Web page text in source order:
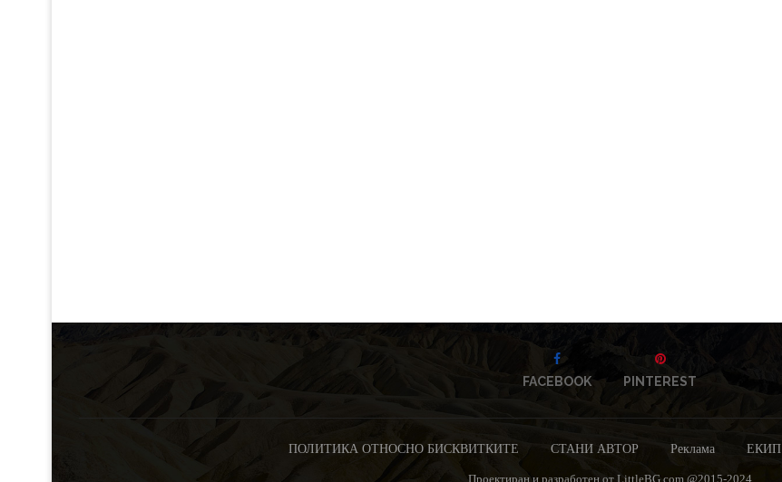
FACEBOOK PINTEREST
ПОЛИТИКА ОТНОСНО БИСКВИТКИТЕ СТАНИ АВТОР Реклама ЕКИП
Проектиран и разработен от LittleBG.com @2015-2024